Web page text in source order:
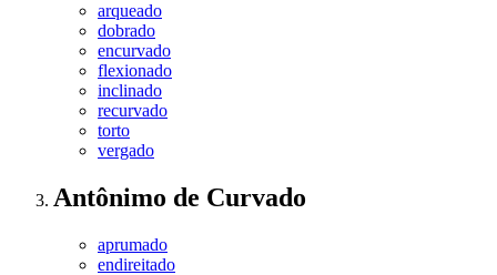
arqueado
dobrado
encurvado
flexionado
inclinado
recurvado
torto
vergado
Antônimo de Curvado
aprumado
endireitado